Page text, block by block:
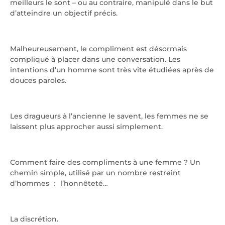
meilleurs le sont – ou au contraire, manipulé dans le but
d’atteindre un objectif précis.
Malheureusement, le compliment est désormais
compliqué à placer dans une conversation. Les
intentions d’un homme sont très vite étudiées après de
douces paroles.
Les dragueurs à l’ancienne le savent, les femmes ne se
laissent plus approcher aussi simplement.
Comment faire des compliments à une femme ? Un
chemin simple, utilisé par un nombre restreint
d’hommes ： l’honnêteté…
La discrétion.